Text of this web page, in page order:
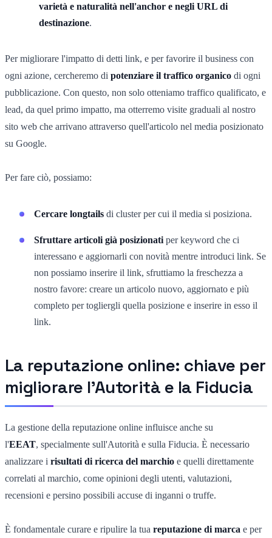
varietà e naturalità nell'anchor e negli URL di
destinazione.
Per migliorare l'impatto di detti link, e per favorire il business con
ogni azione, cercheremo di potenziare il traffico organico di ogni
pubblicazione. Con questo, non solo otteniamo traffico qualificato, e
lead, da quel primo impatto, ma otterremo visite graduali al nostro
sito web che arrivano attraverso quell'articolo nel media posizionato
su Google.
Per fare ciò, possiamo:
Cercare longtails di cluster per cui il media si posiziona.
Sfruttare articoli già posizionati per keyword che ci
interessano e aggiornarli con novità mentre introduci link. Se
non possiamo inserire il link, sfruttiamo la freschezza a
nostro favore: creare un articolo nuovo, aggiornato e più
completo per togliergli quella posizione e inserire in esso il
link.
La reputazione online: chiave per
migliorare l'Autorità e la Fiducia
La gestione della reputazione online influisce anche su
l'EEAT, specialmente sull'Autorità e sulla Fiducia. È necessario
analizzare i risultati di ricerca del marchio e quelli direttamente
correlati al marchio, come opinioni degli utenti, valutazioni,
recensioni e persino possibili accuse di inganni o truffe.
È fondamentale curare e ripulire la tua reputazione di marca e per